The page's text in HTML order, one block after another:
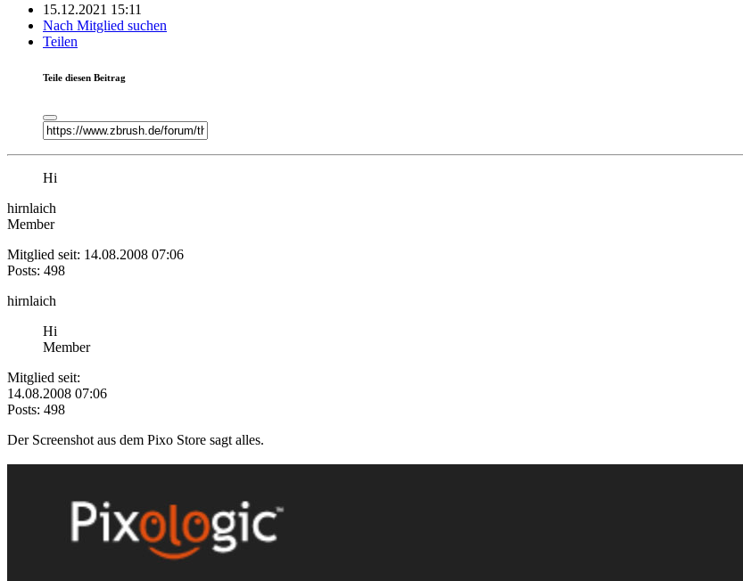
15.12.2021 15:11
Nach Mitglied suchen
Teilen
Teile diesen Beitrag
Hi
hirnlaich
Member
Mitglied seit: 14.08.2008 07:06
Posts: 498
hirnlaich
Hi
Member
Mitglied seit:
14.08.2008 07:06
Posts: 498
Der Screenshot aus dem Pixo Store sagt alles.